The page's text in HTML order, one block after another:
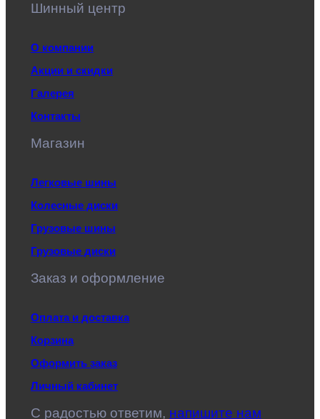
Шинный центр
О компании
Акции и скидки
Галерея
Контакты
Магазин
Легковые шины
Колесные диски
Грузовые шины
Грузовые диски
Заказ и оформление
Оплата и доставка
Корзина
Оформить заказ
Личный кабинет
C радостью ответим, напишите нам